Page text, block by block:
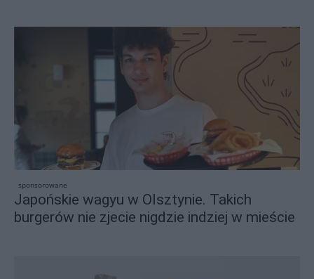
sponsorowane
Japońskie wagyu w Olsztynie. Takich
burgerów nie zjecie nigdzie indziej w mieście